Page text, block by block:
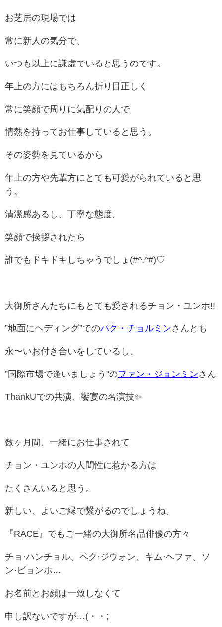
お芝居の現場では
常に新人の気分で、
いつも以上に謙虚でいると思うのです。
年上の方にはもちろん折り目正しく
常に笑顔で周りに気配りの人で
情熱を持ってお仕事していると思う。
その姿勢を見ているから
年上の方や先輩方にとても可愛がられていると思
う。
清潔感あるし、丁寧な態度、
笑顔で挨拶されたら
誰でもドキドキしちゃうでしょ(#^.^#)♡
大御所さんたちにもとても愛されるチョン・ユンホ!!
”地面にヘディング”でのパク・チョルミンさんとも
永〜いお付き合いをしているし、
”国際市場で逢いましょう"のファン・ジョンミンさん
ThankUでの共演、饗宴の名演技✨
数ヶ月間、一緒にお仕事されて
チョン・ユンホの人間性に惹かる方は
たくさんいると思う。
新しい、よいご縁で繋がるのでしょうね。
『RACE』でもご一緒の大御所名品俳優の方々
チョ·ハンチョル、ペク·ジウォン、キム·ヘファ、ソ
ン·ビョンホ…
お名前とお顔は一致しなくて
申し訳ないですが…(・・;